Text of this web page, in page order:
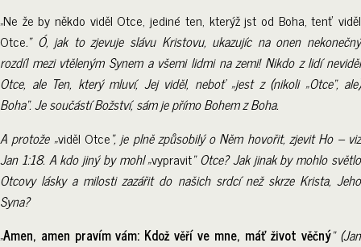
„Ne že by někdo viděl Otce, jediné ten, kterýž jst od Boha, tenť viděl
Otce.“ Ó, jak to zjevuje slávu Kristovu, ukazujíc na onen nekonečný
rozdíl mezi vtěleným Synem a všemi lidmi na zemi! Nikdo z lidí neviděl
Otce, ale Ten, který mluví, Jej viděl, neboť „jest z (nikoli „Otce“, ale)
Boha“. Je součástí Božství, sám je přímo Bohem z Boha.
A protože „viděl Otce“, je plně způsobilý o Něm hovořit, zjevit Ho – viz
Jan 1:18. A kdo jiný by mohl „vypravit“ Otce? Jak jinak by mohlo světlo
Otcovy lásky a milosti zazářit do našich srdcí než skrze Krista, Jeho
Syna?
„Amen, amen pravím vám: Kdož věří ve mne, máť život věčný“ (Jan